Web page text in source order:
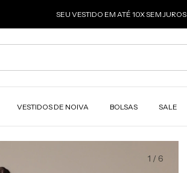
SEU VESTIDO EM ATÉ 10X SEM JUROS
VESTIDOS DE NOIVA BOLSAS SALE
1 / 6